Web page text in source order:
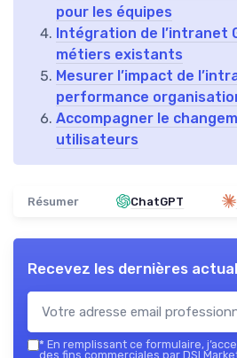
pour les équipes
Intégration de l’intranet
métiers existants
Mesurer l’impact de
performance
Accompagner le
utilisateurs
Résumer ChatGPT
Recevez les dernières
* En remplissant ce formulaire,
des fins commerciales par DSI